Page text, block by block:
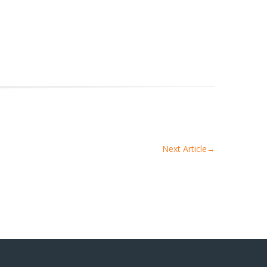
Next Article→